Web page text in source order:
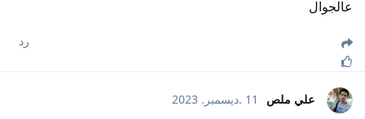
عالجوال
رد
علي ملص 11 .ديسمبر. 2023